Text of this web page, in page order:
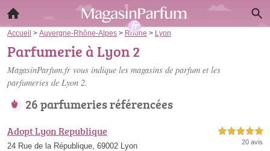
Accueil > Auvergne-Rhône-Alpes > Rhône > Lyon
Parfumerie à Lyon 2
MagasinParfum.fr vous indique les magasins de parfum et les
parfumeries de Lyon 2.
26 parfumeries référencées
Adopt Lyon Republique
24 Rue de la République, 69002 Lyon
5,0 étoiles sur 5
20 avis